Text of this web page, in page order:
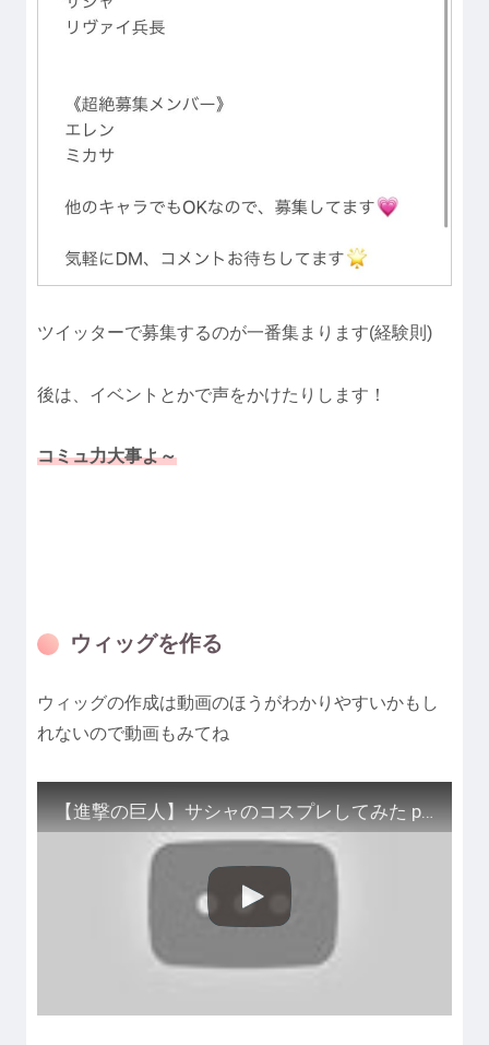
ツイッターで募集するのが一番集まります(経験則)
後は、イベントとかで声をかけたりします！
コミュ力大事よ～
ウィッグを作る
ウィッグの作成は動画のほうがわかりやすいかもし
れないので動画もみてね
【進撃の巨人】サシャのコスプレしてみた part1【Attack on Titan Sasha Blouse】